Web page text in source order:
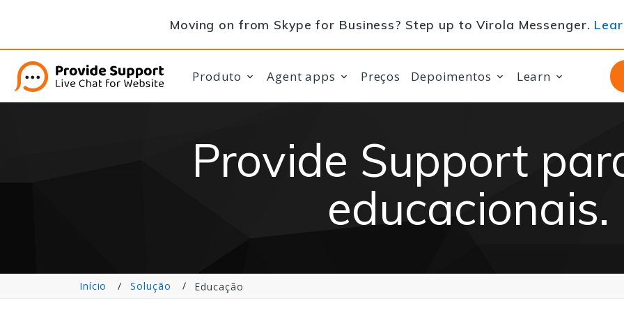
Moving on from Skype for Business? Step up to Virola Messenger.
Produto Agent apps Preços Depoimentos Learn
Provide Support
educacionais.
Início Solução Educação